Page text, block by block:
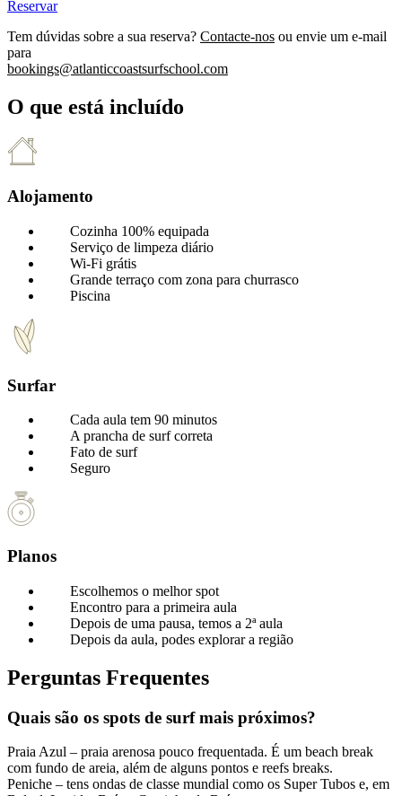
Reservar
Tem dúvidas sobre a sua reserva? Contacte-nos ou envie um e-mail
para
bookings@atlanticcoastsurfschool.com
O que está incluído
Alojamento
Cozinha 100% equipada
Serviço de limpeza diário
Wi-Fi grátis
Grande terraço com zona para churrasco
Piscina
Surfar
Cada aula tem 90 minutos
A prancha de surf correta
Fato de surf
Seguro
Planos
Escolhemos o melhor spot
Encontro para a primeira aula
Depois de uma pausa, temos a 2ª aula
Depois da aula, podes explorar a região
Perguntas Frequentes
Quais são os spots de surf mais próximos?
Praia Azul – praia arenosa pouco frequentada. É um beach break
com fundo de areia, além de alguns pontos e reefs breaks.
Peniche – tens ondas de classe mundial como os Super Tubos e, em